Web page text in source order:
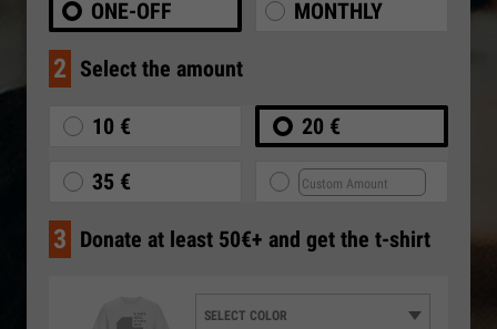
ONE-OFF MONTHLY
2 Select the amount
10 € 20 €
35 €
3 Donate at least 50€+ and get the t-shirt